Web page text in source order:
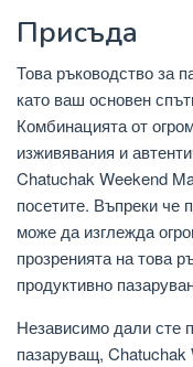
Присъда
Това ръководство за
като ваш основен
Комбинацията от
изживявания и
Chatuchak Weekend
посетите. Въпреки че
може да изглежда
прозренията на това
продуктивно
Независимо дали сте
пазаруващ,